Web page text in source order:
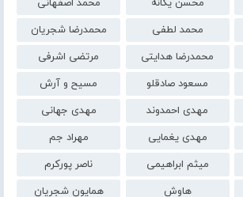
محمد لطفی
محمدرضا شجریان
محمدرضا هدایتی
مرتضی اشرفی
مسعود صادقلو
مسیح و آرش
مهدی احمدوند
مهدی جهانی
مهدی یغمایی
مهراد جم
میثم ابراهیمی
ناصر پورکرم
هاوش
همایون شجریان